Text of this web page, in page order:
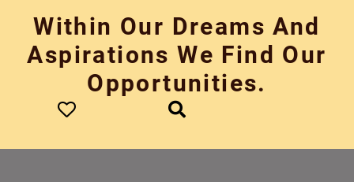
content
Within Our Dreams And
Aspirations We Find Our
Opportunities.